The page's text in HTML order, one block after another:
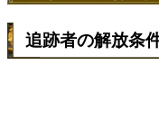
追跡者の解放条